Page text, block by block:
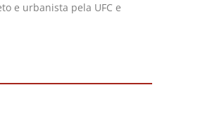
e urbanista pela UFC e